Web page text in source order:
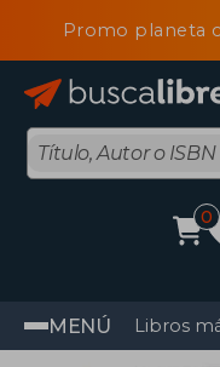
Promo planeta
0
MENÚ Libros